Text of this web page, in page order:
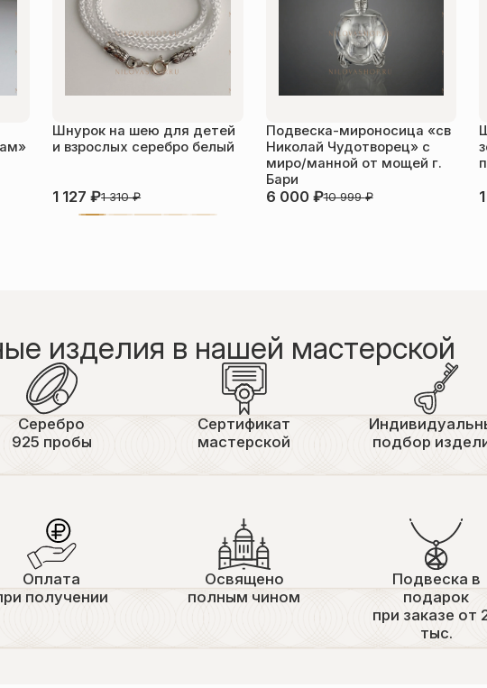
Шнурок на шею для детей
и взрослых серебро белый
1 127₽1 310₽
Подвеска-мироносица «св
Николай Чудотворец» с
миро/манной от мощей г.
Бари
6 000 ₽10 999₽
изделия в нашей мастерской
Серебро
925 пробы
Сертификат
мастерской
подбор
Оплата
получении
Освящено
полным чином
Подвеска в
подарок
при заказе от
тыс.